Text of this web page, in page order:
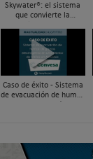
Skywater®: el sistema
que convierte la
infraestructura activa de
gestión del agua...
Caso de éxito - Sistema
de evacuación de humos